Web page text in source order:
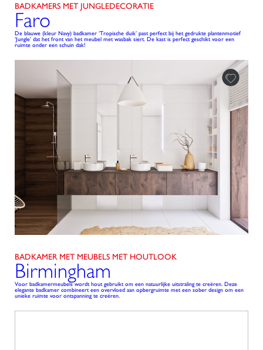
BADKAMERS MET JUNGLEDECORATIE
Faro
De blauwe (kleur Navy) badkamer ‘Tropische duik’ past perfect bij het gedrukte plantenmotief
‘Jungle’ dat het front van het meubel met wasbak siert. De kast is perfect geschikt voor een
ruimte onder een schuin dak!
BADKAMER MET MEUBELS MET HOUTLOOK
Birmingham
Voor badkamermeubels wordt hout gebruikt om een natuurlijke uitstraling te creëren. Deze
elegante badkamer combineert een overvloed aan opbergruimte met een sober design om een
unieke ruimte voor ontspanning te creëren.